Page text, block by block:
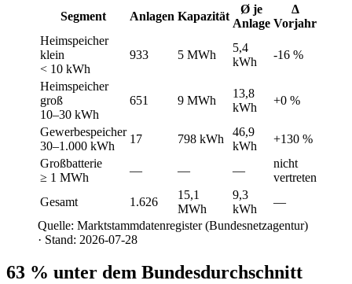
Segment
Anlagen Kapazität
Ø je
Anlage
Δ
Vorjahr
Heimspeicher
klein
< 10 kWh
933 5 MWh
5,4
kWh
-16 %
Heimspeicher
groß
10–30 kWh
651 9 MWh
13,8
kWh
+0 %
Gewerbespeicher
30–1.000 kWh
17 798 kWh
46,9
kWh
+130 %
Großbatterie
≥ 1 MWh
— — —
nicht
vertreten
Gesamt
1.626
15,1
MWh
9,3
kWh
—
Quelle: Marktstammdatenregister (Bundesnetzagentur)
· Stand: 2026-07-28
63 % unter dem Bundesdurchschnitt